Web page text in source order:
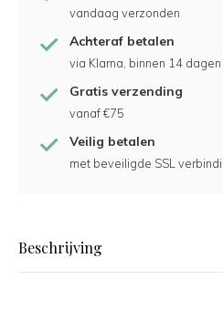
vandaag verzonden
Achteraf betalen
via Klarna, binnen 14 dagen
Gratis verzending
vanaf €75
Veilig betalen
met beveiligde SSL
Beschrijving